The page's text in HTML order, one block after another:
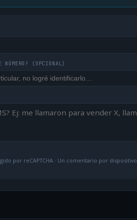
NÚMERO? (OPCIONAL)
por reCAPTCHA · Un comentario por dispositivo